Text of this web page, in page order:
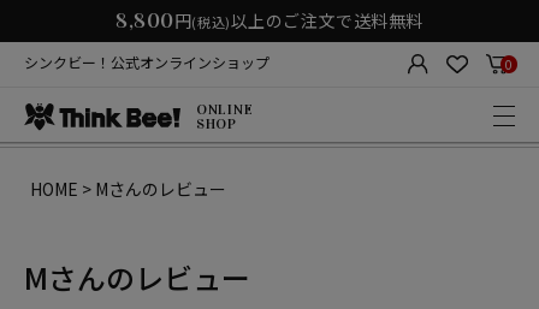
8,800円(税込)以上のご注文で送料無料
シンクビー！公式オンラインショップ 0
ONLINE
SHOP
HOME Mさんのレビュー
Mさんのレビュー